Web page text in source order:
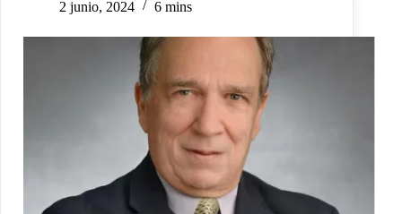
2 junio, 2024 6 mins